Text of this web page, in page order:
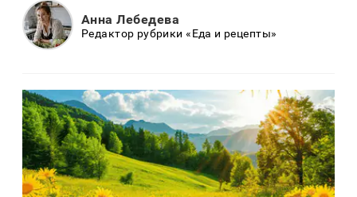
Анна Лебедева
Редактор рубрики «Еда и рецепты»